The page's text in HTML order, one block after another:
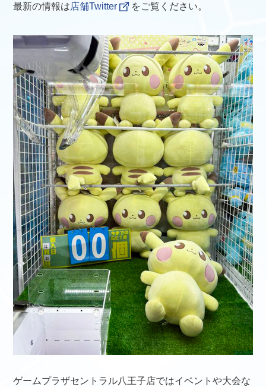
最新の情報は店舗Twitter をご覧ください。
ゲームプラザセントラル八王子店ではイベントや大会な